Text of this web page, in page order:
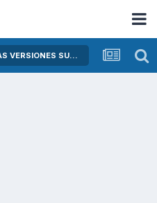
TEMAS COMUNES PARA TODOS LAS VERSIONES SUPER DINK